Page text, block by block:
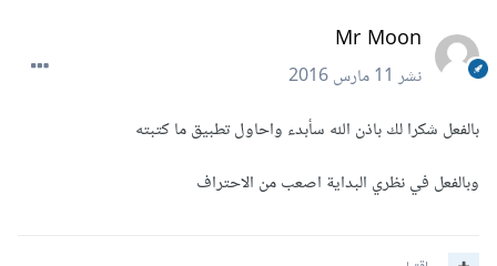
Mr Moon
نشر11 مارس 2016
بالفعل شكرا لك باذن الله سأبدء واحاول تطبيق ما كتبته
وبالفعل في نظري البداية اصعب من الاحتراف